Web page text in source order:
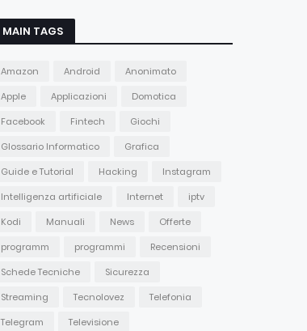
MAIN TAGS
Amazon Android
Anonimato
Apple
Applicazioni
Domotica
Facebook
Fintech
Giochi
Glossario Informatico
Grafica
Guide e Tutorial
Hacking
Instagram
Intelligenza artificiale
Internet
iptv
Kodi
Manuali News
Offerte
programm
programmi
Recensioni
Schede Tecniche
Sicurezza
Streaming
Tecnolovez
Telefonia
Telegram
Televisione